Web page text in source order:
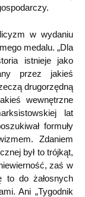
w wydaniu
medalu. „Dla
istnieje jako
przez jakieś
drugorzędną
wewnętrzne
lat
formuły
Zdaniem
był to trójkąt,
zaś w
to do żałosnych
Ani „Tygodnik